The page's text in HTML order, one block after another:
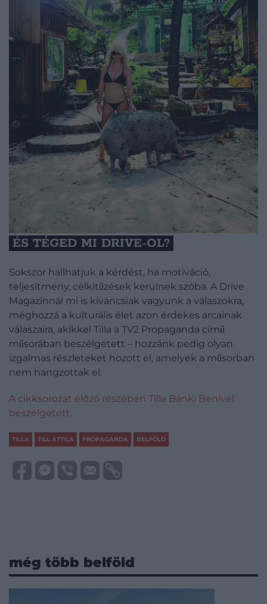
ÉS TÉGED MI DRIVE-OL?
Sokszor hallhatjuk a kérdést, ha motiváció,
teljesítmény, célkitűzések kerülnek szóba. A Drive
Magazinnál mi is kíváncsiak vagyunk a válaszokra,
méghozzá a kulturális élet azon érdekes arcainak
válaszaira, akikkel Tilla a TV2 Propaganda című
műsorában beszélgetett – hozzánk pedig olyan
izgalmas részleteket hozott el, amelyek a műsorban
nem hangzottak el.
A cikksorozat előző részében Tilla Bánki Benivel
beszélgetett.
TILLA TILL ATTILA PROPAGANDA BELFÖLD
még több belföld